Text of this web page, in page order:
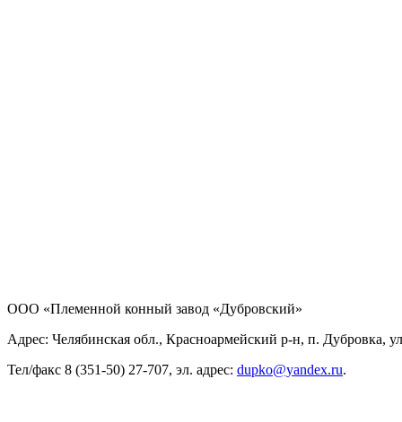
ООО «Племенной конный завод «Дубровский»
Адрес: Челябинская обл., Красноармейский р-н, п. Дубровка,
Тел/факс 8 (351-50) 27-707, эл. адрес: dupko@yandex.ru.